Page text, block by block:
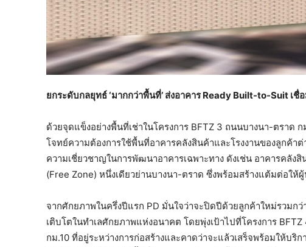
ยกระดับกลยุทธ์ ‘มากกว่าพื้นที่’ ส่งอาคาร Ready Built-to-Suit เ
ด้วยจุดแข็งอย่างพื้นที่เช่าในโครงการ BFTZ 3 ถนนบางนา-ตราด
โจทย์ความต้องการใช้พื้นที่อาคารคลังสินค้าและโรงงานของลูกค้า
ความเชี่ยวชาญในการพัฒนาอาคารเฉพาะทาง ดังเช่น อาคารคลัง
(Free Zone) หนึ่งเดียวย่านบางนา-ตราด ซึ่งพร้อมสร้างแต้มต่อให้
จากศักยภาพในครึ่งปีแรก PD มั่นใจว่าจะปิดปีด้วยลูกค้าใหม่รวมก
เติบโตในทำเลศักยภาพแห่งอนาคต โดยพุ่งเป้าไปที่โครงการ
กม.10 ที่อยู่ระหว่างการก่อสร้างและคาดว่าจะแล้วเสร็จพร้อมให้บ